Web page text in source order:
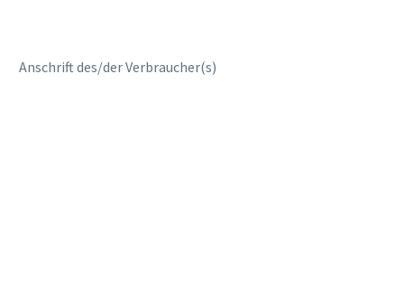
Anschrift des/der Verbraucher(s)